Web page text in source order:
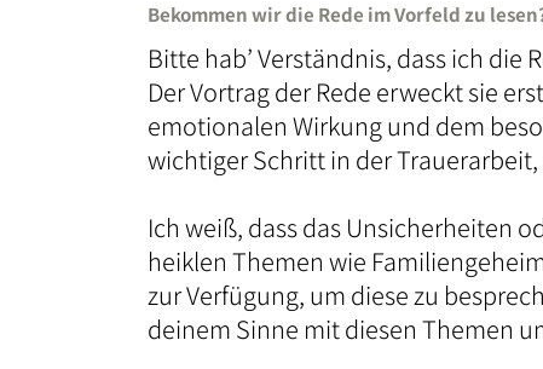
Bekommen wir die Rede im Vorfeld zu
Bitte hab’ Verständnis, dass ich die
Der Vortrag der Rede erweckt sie
emotionalen Wirkung und dem
wichtiger Schritt in der
Ich weiß, dass das Unsicherheiten
heiklen Themen wie
zur Verfügung, um diese zu
deinem Sinne mit diesen Themen